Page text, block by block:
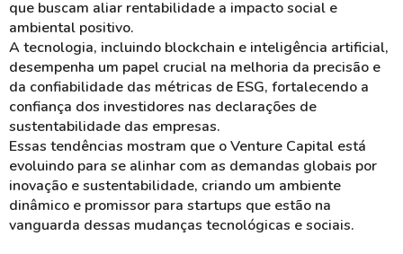
que buscam aliar rentabilidade a impacto social e
ambiental positivo.
A tecnologia, incluindo blockchain e inteligência artificial,
desempenha um papel crucial na melhoria da precisão e
da confiabilidade das métricas de ESG, fortalecendo a
confiança dos investidores nas declarações de
sustentabilidade das empresas.
Essas tendências mostram que o Venture Capital está
evoluindo para se alinhar com as demandas globais por
inovação e sustentabilidade, criando um ambiente
dinâmico e promissor para startups que estão na
vanguarda dessas mudanças tecnológicas e sociais.